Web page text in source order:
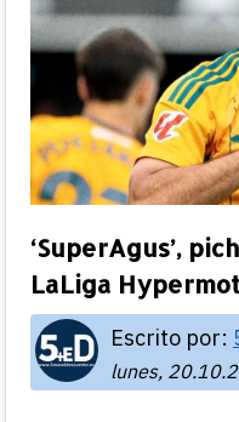
‘SuperAgus’,
LaLiga
Escrito por:
lunes,